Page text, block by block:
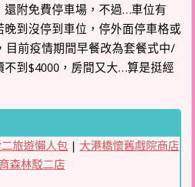
還附免費停車場，不過…車位有
到沒停到車位，停外面停車格或
目前疫情期間早餐改為套餐式中/
不到$4000，房間又大…算是挺經
旅遊懶人包 | 大港橋懷舊戲院商店
森林駁二店